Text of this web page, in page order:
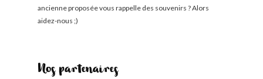
ancienne proposée vous rappelle des souvenirs ? Alors
aidez-nous ;)
Nos partenaires